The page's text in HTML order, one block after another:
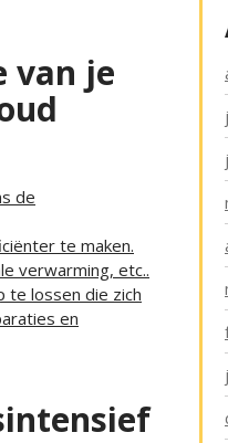
van je
de
te maken.
verwarming, etc..
te lossen die zich
en